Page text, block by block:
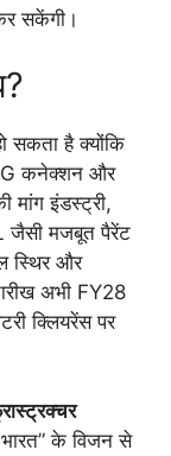
सकेंगी।
सकता है क्योंकि
कनेक्शन और
मांग इंडस्ट्री,
जैसी मजबूत पैरेंट
स्थिर और
अभी FY28
क्लियरेंस पर
भारत” के विजन से